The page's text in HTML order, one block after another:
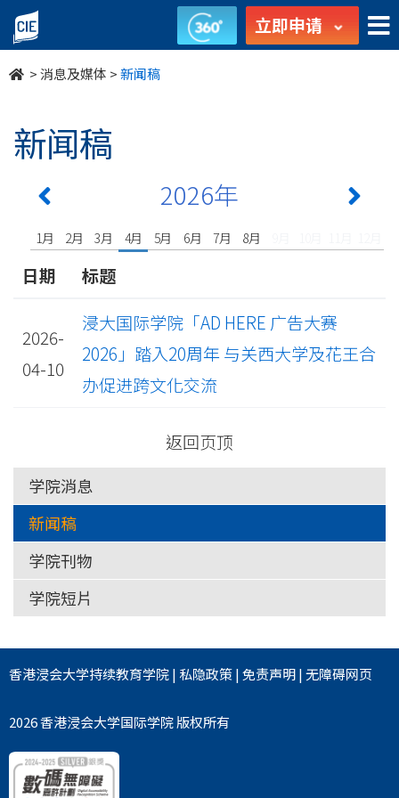
undefined 立即申请
>消息及媒体 >新闻稿
新闻稿
2026年
1月 2月 3月 4月 5月 6月 7月 8月
日期 标题
2026-
04-10
浸大国际学院「AD HERE 广告大赛
2026」踏入20周年 与关西大学及花王合
办促进跨文化交流
返回页顶
学院消息
新闻稿
学院刊物
学院短片
香港浸会大学持续教育学院| 私隐政策|免责声明|无障碍网页
2026 香港浸会大学国际学院 版权所有